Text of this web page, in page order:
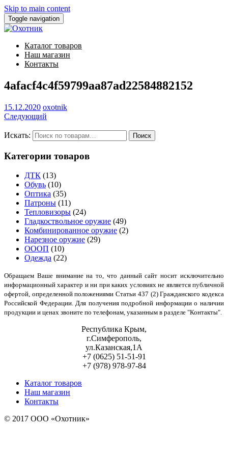
Skip to main content
Toggle navigation
Каталог товаров
Наш магазин
Контакты
4afacf4c4f59799aa87ad22584882152
15.12.2020 oxotnik
Следующий
Искать:
Категории товаров
ДТК (13)
Обувь (10)
Оптика (35)
Патроны (11)
Тепловизоры (24)
Гладкоствольное оружие (49)
Комбинированное оружие (2)
Нарезное оружие (29)
ОООП (10)
Одежда (22)
Обращаем Ваше внимание на то, что данный сайт носит исключительно
информационный характер и ни при каких условиях не является публичной
офертой, определенной положениями Статьи 437 (2) Гражданского кодекса
Российской Федерации. Для получения подробной информации о наличии
продукции и ценах звоните по телефонам, указанным в разделе "Контакты".
Республика Крым,
г.Симферополь,
ул.Казанская,1А
+7 (0625) 51-51-91
+7 (978) 978-97-84
Каталог товаров
Наш магазин
Контакты
© 2017 ООО «Охотник»